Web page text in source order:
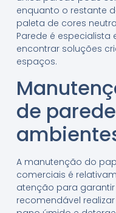
enquanto o restante
paleta de cores
Parede é
encontrar soluções
espaços.
de
A manutenção do
comerciais é
atenção para garantir
recomendável